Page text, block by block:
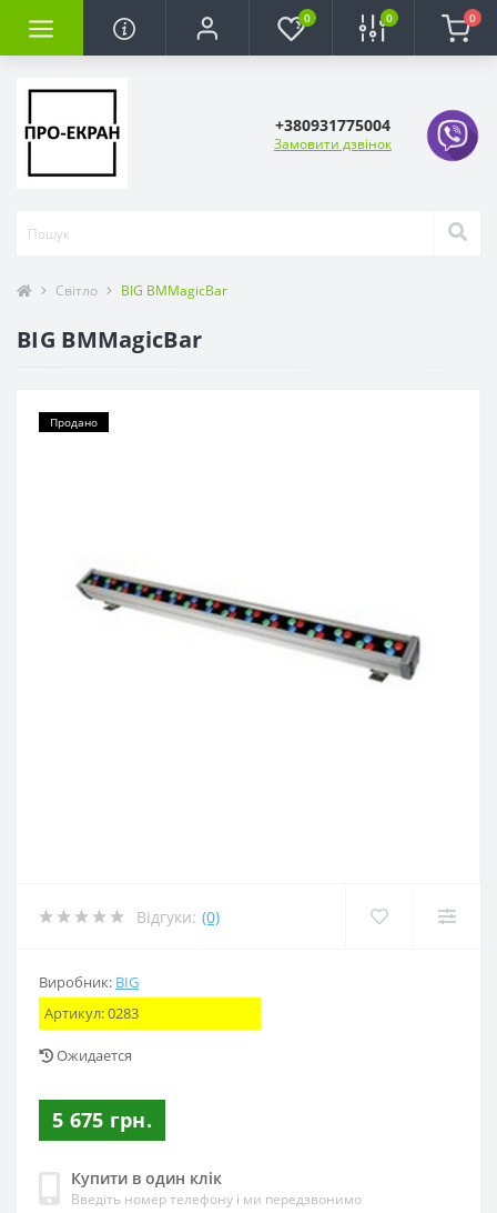
0 0 0
+380931775004
Замовити дзвінок
Світло BIG BMMagicBar
BIG BMMagicBar
Продано
Відгуки: (0)
Виробник: BIG
Артикул:0283
Ожидается
5 675 грн.
Купити в один клік
Введіть номер телефону і ми передзвонимо